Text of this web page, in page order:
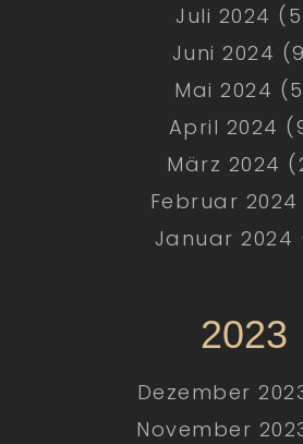
Juli 2024
Juni 2024
Mai 2024
April 2024
März 2024
Februar
Januar 2024
2023
Dezember
November